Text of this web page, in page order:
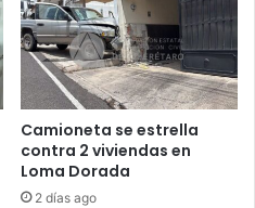
Camioneta se estrella
contra 2 viviendas en
Loma Dorada
2 días ago